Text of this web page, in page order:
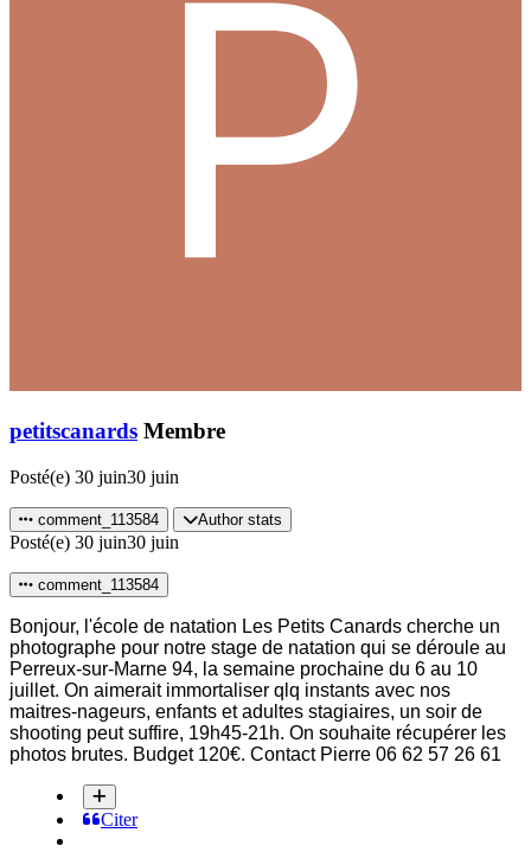
petitscanards Membre
Posté(e) 30 juin30 juin
comment_113584 Author stats
Posté(e) 30 juin30 juin
comment_113584
Bonjour, l'école de natation Les Petits Canards cherche un
photographe pour notre stage de natation qui se déroule au
Perreux-sur-Marne 94, la semaine prochaine du 6 au 10
juillet. On aimerait immortaliser qlq instants avec nos
maitres-nageurs, enfants et adultes stagiaires, un soir de
shooting peut suffire, 19h45-21h. On souhaite récupérer les
photos brutes. Budget 120€. Contact Pierre 06 62 57 26 61
Citer